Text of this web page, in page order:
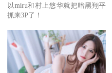
以miru和村上悠华就把暗黑翔平
抓来3P了！